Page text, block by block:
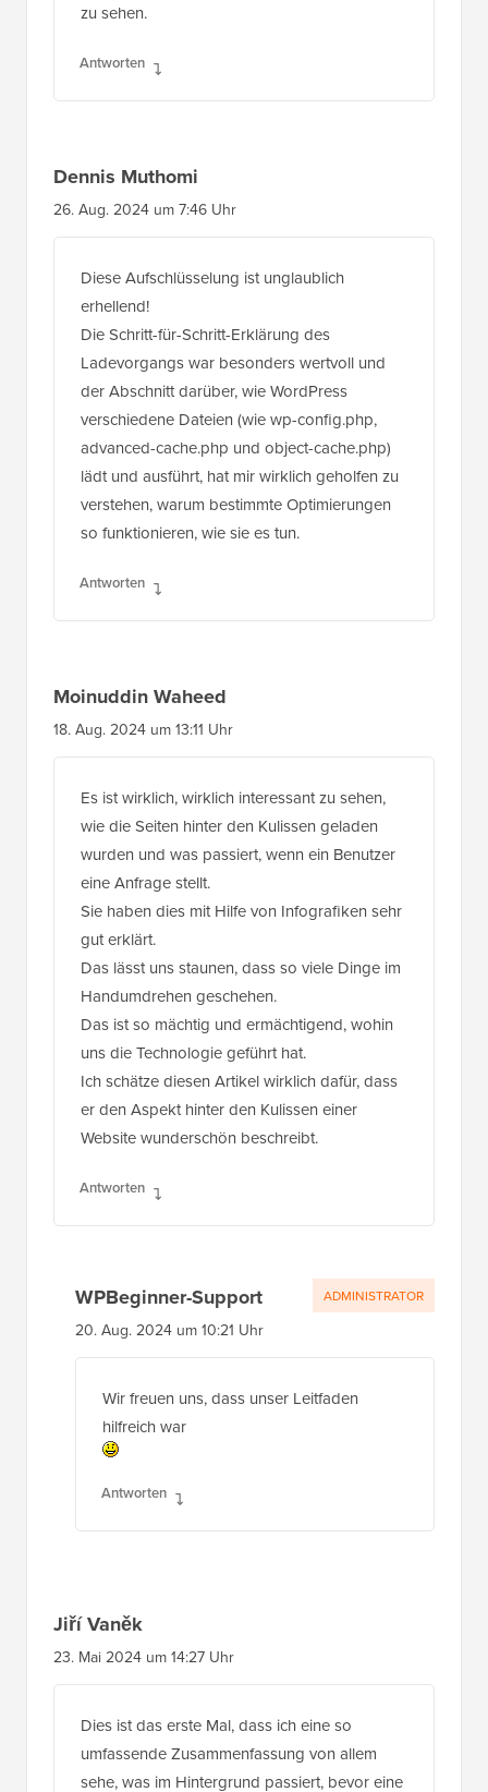
zu sehen.
Antworten
Dennis Muthomi
26. Aug. 2024 um 7:46 Uhr
Diese Aufschlüsselung ist unglaublich
erhellend!
Die Schritt-für-Schritt-Erklärung des
Ladevorgangs war besonders wertvoll und
der Abschnitt darüber, wie WordPress
verschiedene Dateien (wie wp-config.php,
advanced-cache.php und object-cache.php)
lädt und ausführt, hat mir wirklich geholfen zu
verstehen, warum bestimmte Optimierungen
so funktionieren, wie sie es tun.
Antworten
Moinuddin Waheed
18. Aug. 2024 um 13:11 Uhr
Es ist wirklich, wirklich interessant zu sehen,
wie die Seiten hinter den Kulissen geladen
wurden und was passiert, wenn ein Benutzer
eine Anfrage stellt.
Sie haben dies mit Hilfe von Infografiken sehr
gut erklärt.
Das lässt uns staunen, dass so viele Dinge im
Handumdrehen geschehen.
Das ist so mächtig und ermächtigend, wohin
uns die Technologie geführt hat.
Ich schätze diesen Artikel wirklich dafür, dass
er den Aspekt hinter den Kulissen einer
Website wunderschön beschreibt.
Antworten
WPBeginner-Support
20. Aug. 2024 um 10:21 Uhr
Wir freuen uns, dass unser Leitfaden
hilfreich war
Antworten
ADMINISTRATOR
Jiří Vaněk
23. Mai 2024 um 14:27 Uhr
Dies ist das erste Mal, dass ich eine so
umfassende Zusammenfassung von allem
sehe, was im Hintergrund passiert, bevor eine